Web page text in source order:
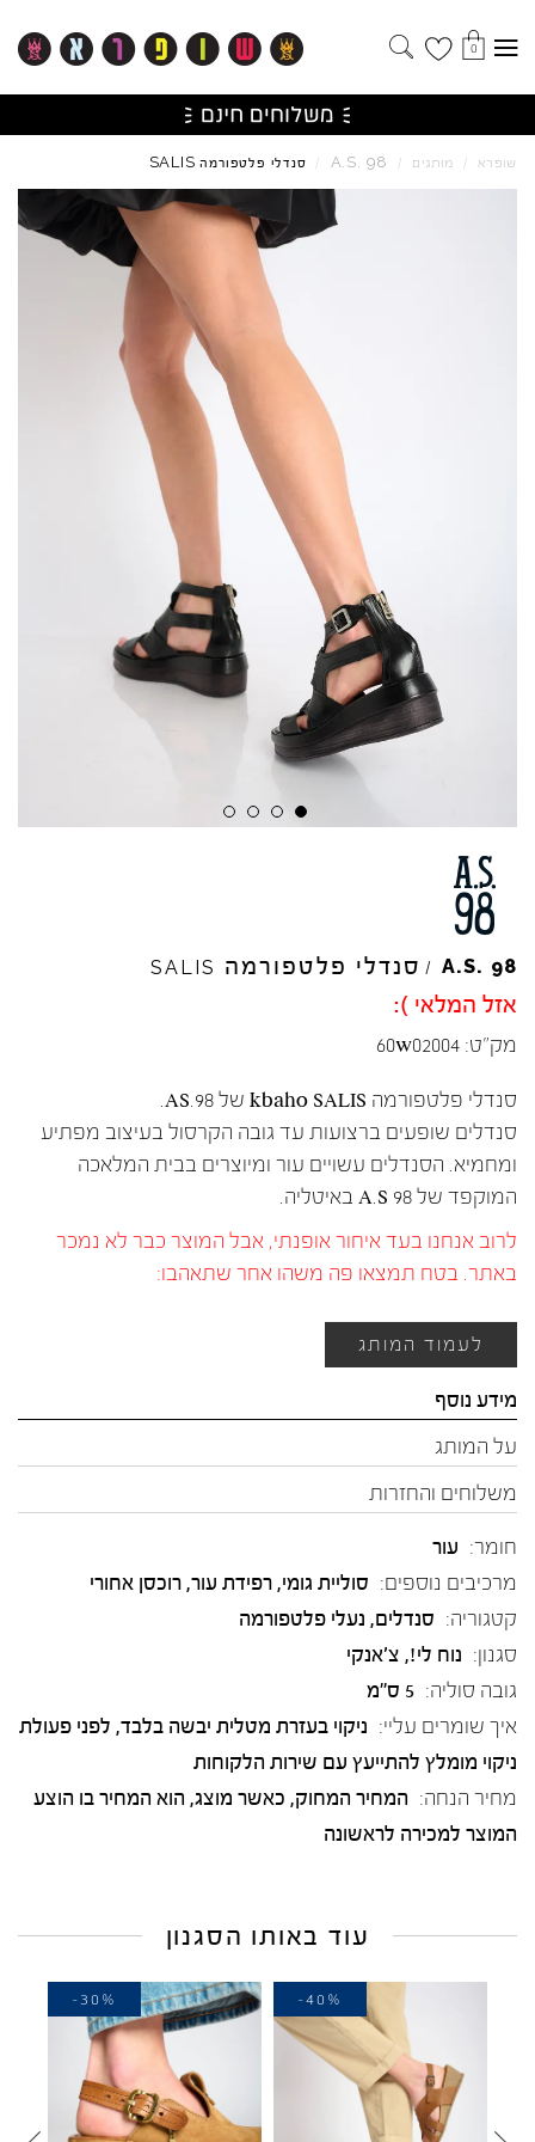
0
שופרא / מותגים /
A.S. 98
/ סנדלי פלטפורמה SALIS
A.S. 98
/ סנדלי פלטפורמה SALIS
אזל המלאי ):
מק"ט: 60w02004
סנדלי פלטפורמה kbaho SALIS של AS.98.
סנדלים שופעים ברצועות עד גובה הקרסול בעיצוב מפתיע
ומחמיא. הסנדלים עשויים עור ומיוצרים בבית המלאכה
המוקפד של A.S 98 באיטליה.
לרוב אנחנו בעד איחור אופנתי, אבל המוצר כבר לא נמכר
באתר. בטח תמצאו פה משהו אחר שתאהבו:
לעמוד המותג
מידע נוסף
על המותג
משלוחים והחזרות
חומר: עור
מרכיבים נוספים: סוליית גומי, רפידת עור, רוכסן אחורי
קטגוריה: סנדלים, נעלי פלטפורמה
סגנון: נוח לי!, צ'אנקי
גובה סוליה: 5 ס"מ
איך שומרים עליי: ניקוי בעזרת מטלית יבשה בלבד, לפני פעולת
ניקוי מומלץ להתייעץ עם שירות הלקוחות
מחיר הנחה: המחיר המחוק, כאשר מוצג, הוא המחיר בו הוצע
המוצר למכירה לראשונה
עוד באותו הסגנון
-30%